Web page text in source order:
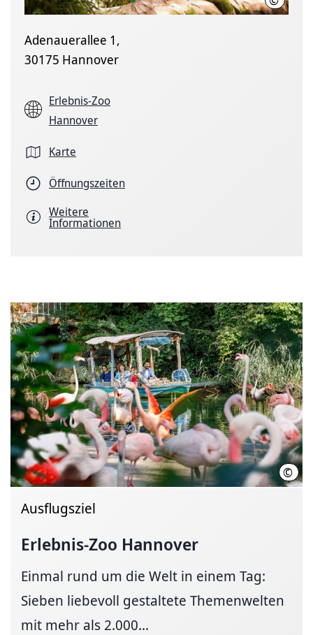
Adenauerallee 1,
30175 Hannover
Erlebnis-Zoo
Hannover
Karte
Öffnungszeiten
Weitere
Informationen
©
Ausflugsziel
Erlebnis-Zoo Hannover
Einmal rund um die Welt in einem Tag:
Sieben liebevoll gestaltete Themenwelten
mit mehr als 2.000...